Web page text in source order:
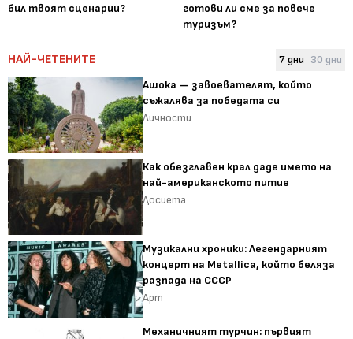
бил твоят сценарии?
готови ли сме за повече
туризъм?
НАЙ-ЧЕТЕНИТЕ 7 дни 30 дни
Ашока — завоевателят, който
съжалява за победата си
Личности
Как обезглавен крал даде името на
най-американското питие
Досиета
Музикални хроники: Легендарният
концерт на Metallica, който беляза
разпада на СССР
Арт
Механичният турчин: първият